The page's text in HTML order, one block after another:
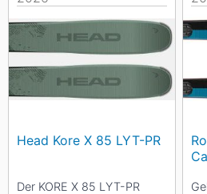
Head Kore X 85 LYT-PR
Der KORE X 85 LYT-PR